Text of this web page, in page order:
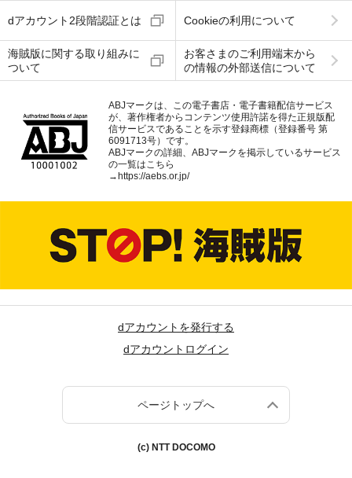
dアカウント2段階認証とは Cookieの利用について
海賊版に関する取り組みに
ついて
お客さまのご利用端末から
の情報の外部送信について
ABJマークは、この電子書店・電子書籍配信サービス
が、著作権者からコンテンツ使用許諾を得た正規版配
信サービスであることを示す登録商標（登録番号 第
6091713号）です。
ABJマークの詳細、ABJマークを掲示しているサービス
の一覧はこちら
→ https://aebs.or.jp/
dアカウントを発行する
dアカウントログイン
ページトップへ
(c) NTT DOCOMO